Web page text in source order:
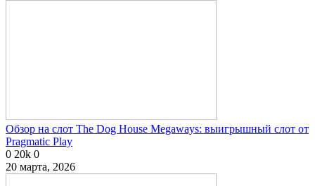
Обзор на слот The Dog House Megaways: выигрышный слот от
Pragmatic Play
0 20k 0
20 марта, 2026